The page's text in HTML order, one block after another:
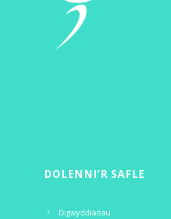
DOLENNI’R SAFLE
Digwyddiadau